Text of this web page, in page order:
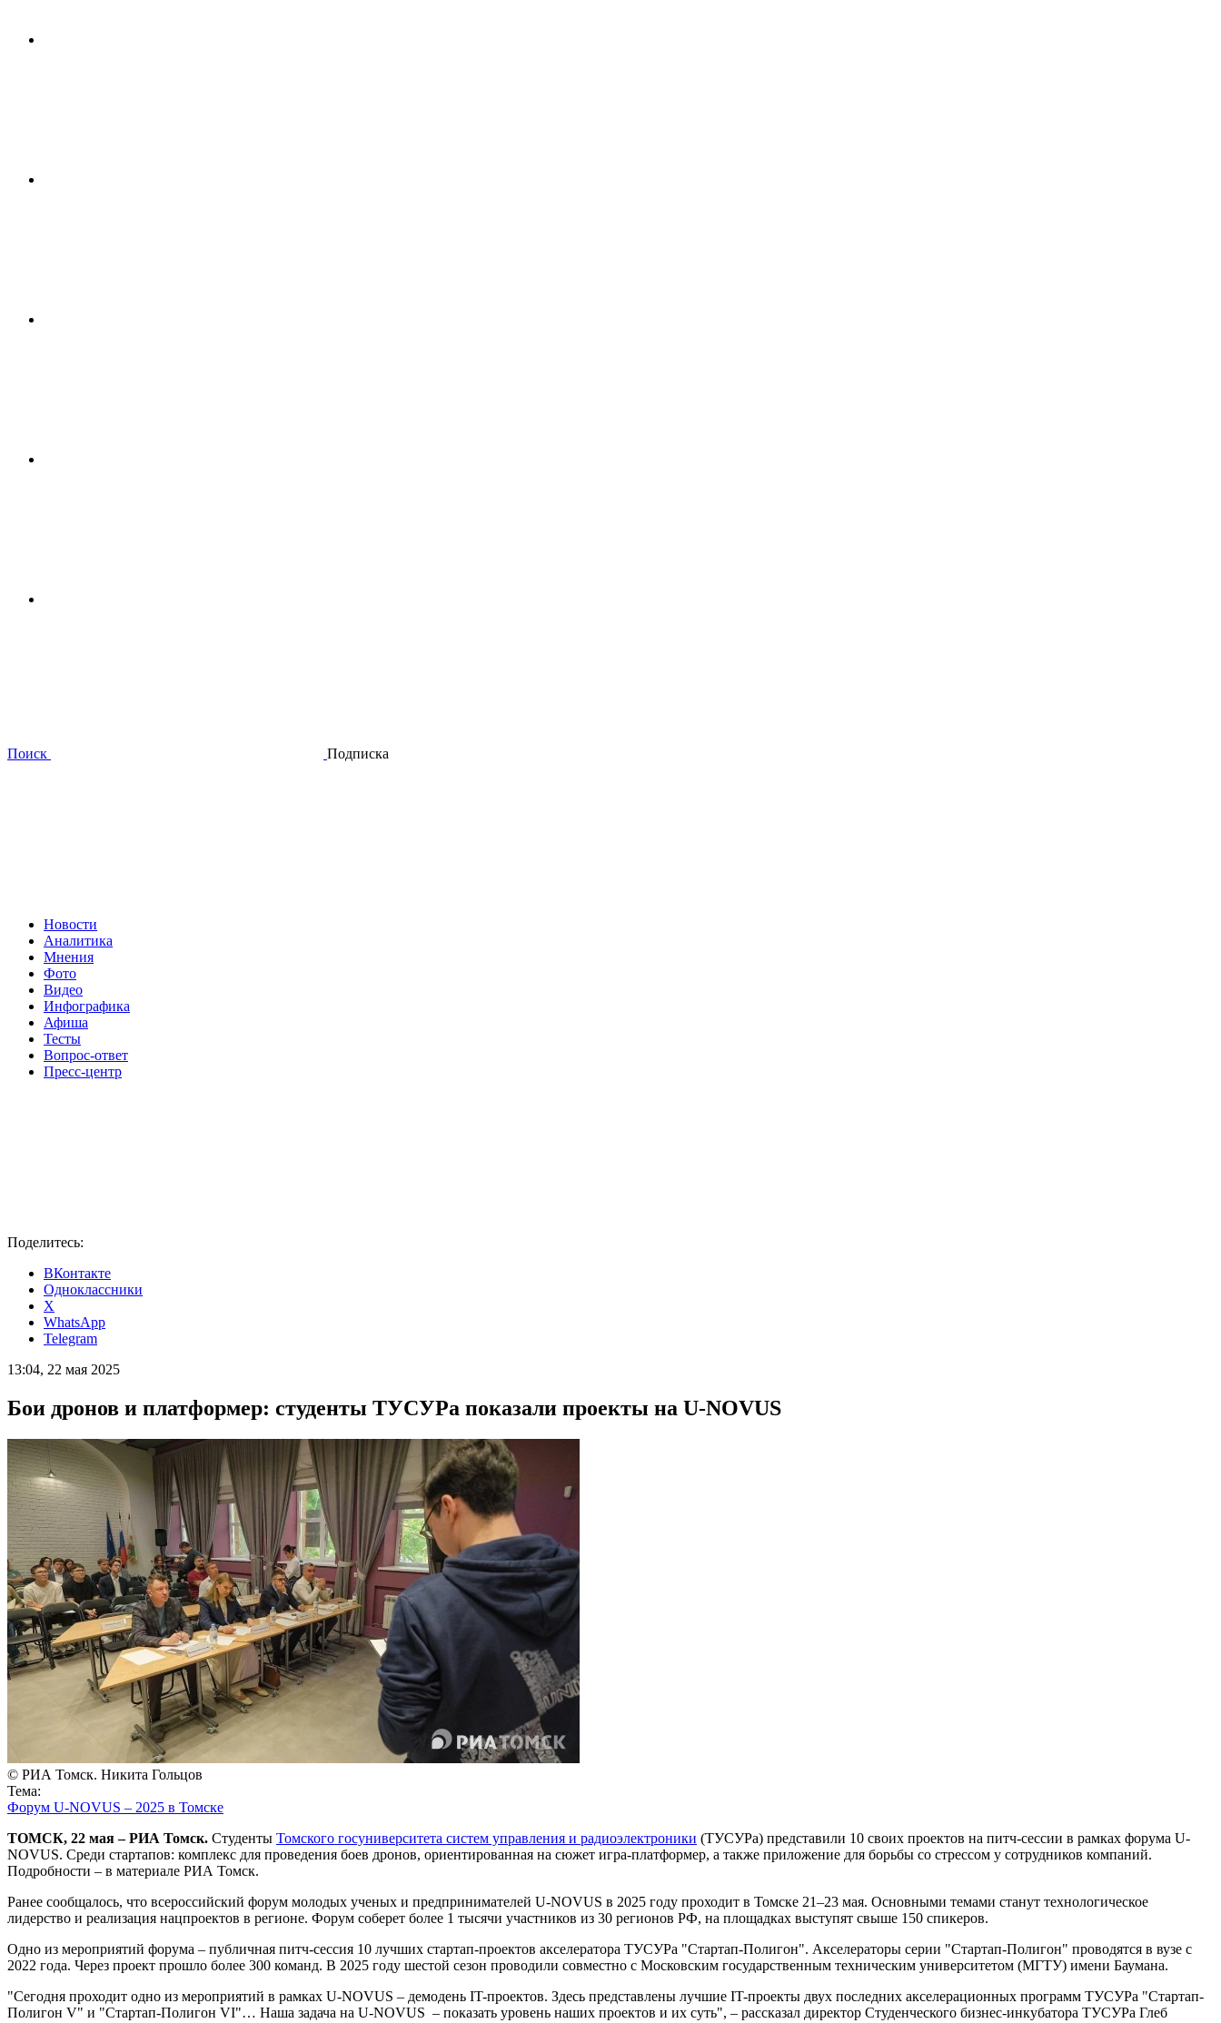
Поиск Подписка
Новости
Аналитика
Мнения
Фото
Видео
Инфографика
Афиша
Тесты
Вопрос-ответ
Пресс-центр
Поделитесь:
ВКонтакте
Одноклассники
X
WhatsApp
Telegram
13:04, 22 мая 2025
Бои дронов и платформер: студенты ТУСУРа показали проекты на U-NOVUS
© РИА Томск. Никита Гольцов
Тема:
Форум U-NOVUS – 2025 в Томске
ТОМСК, 22 мая – РИА Томск. Студенты Томского госуниверситета систем управления и радиоэлектроники (ТУСУРа) представили 10 своих проектов на питч-сессии в рамках форума U-
NOVUS. Среди стартапов: комплекс для проведения боев дронов, ориентированная на сюжет игра-платформер, а также приложение для борьбы со стрессом у сотрудников компаний.
Подробности – в материале РИА Томск.
Ранее сообщалось, что всероссийский форум молодых ученых и предпринимателей U-NOVUS в 2025 году проходит в Томске 21–23 мая. Основными темами станут технологическое
лидерство и реализация нацпроектов в регионе. Форум соберет более 1 тысячи участников из 30 регионов РФ, на площадках выступят свыше 150 спикеров.
Одно из мероприятий форума – публичная питч-сессия 10 лучших стартап-проектов акселератора ТУСУРа "Стартап-Полигон". Акселераторы серии "Стартап-Полигон" проводятся в вузе с
2022 года. Через проект прошло более 300 команд. В 2025 году шестой сезон проводили совместно с Московским государственным техническим университетом (МГТУ) имени Баумана.
"Сегодня проходит одно из мероприятий в рамках U-NOVUS – демодень IT-проектов. Здесь представлены лучшие IT-проекты двух последних акселерационных программ ТУСУРа "Стартап-
Полигон V" и "Стартап-Полигон VI"… Наша задача на U-NOVUS – показать уровень наших проектов и их суть", – рассказал директор Студенческого бизнес-инкубатора ТУСУРа Глеб